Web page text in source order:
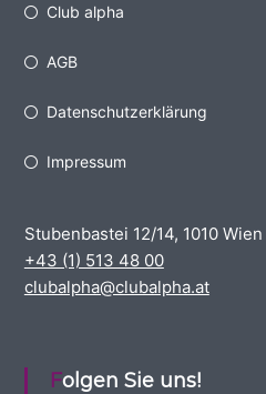
Club alpha
AGB
Datenschutzerklärung
Impressum
Stubenbastei 12/14, 1010 Wien
+43 (1) 513 48 00
clubalpha@clubalpha.at
Folgen Sie uns!